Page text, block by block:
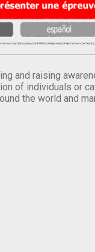
and raising
of individuals or
the world and